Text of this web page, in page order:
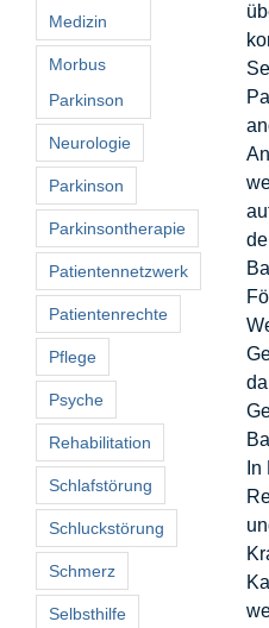
Medizin
Morbus
Parkinson
Neurologie
Parkinson
Parkinsontherapie
Patientennetzwerk
Patientenrechte
Pflege
Psyche
Rehabilitation
Schlafstörung
Schluckstörung
Schmerz
Selbsthilfe